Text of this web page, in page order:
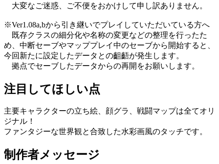
大変なご迷惑、ご不便をおかけして申し訳ありません。
※Ver1.08a,bから引き継いでプレイしていただいている方へ
既存クラスの細分化や名称の変更などの整理を行ったた
め、中断セーブやマッププレイ中のセーブから開始すると、
今回新たに設定したデータとの齟齬が発生します。
拠点でセーブしたデータからの再開をお願いします。
注目してほしい点
主要キャラクターの立ち絵、顔グラ、戦闘マップは全てオリ
ジナル！
ファンタジーな世界観と合致した水彩画風のタッチです。
制作者メッセージ